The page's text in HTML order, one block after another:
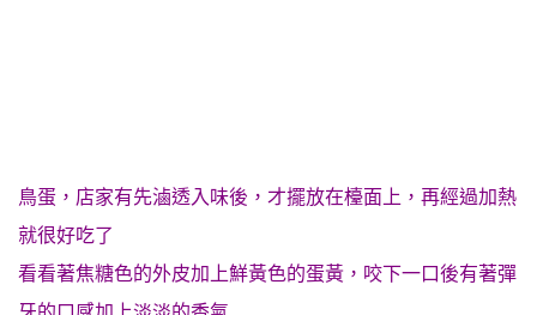
鳥蛋，店家有先滷透入味後，才擺放在檯面上，再經過加熱
就很好吃了
看看著焦糖色的外皮加上鮮黃色的蛋黃，咬下一口後有著彈